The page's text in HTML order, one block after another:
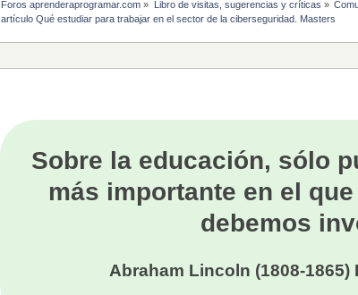
Foros aprenderaprogramar.com » Libro de visitas, sugerencias y críticas »
artículo Qué estudiar para trabajar en el sector de la ciberseguridad. Masters
Sobre la educación, sólo
más importante en el
debemos
Abraham Lincoln (1808-